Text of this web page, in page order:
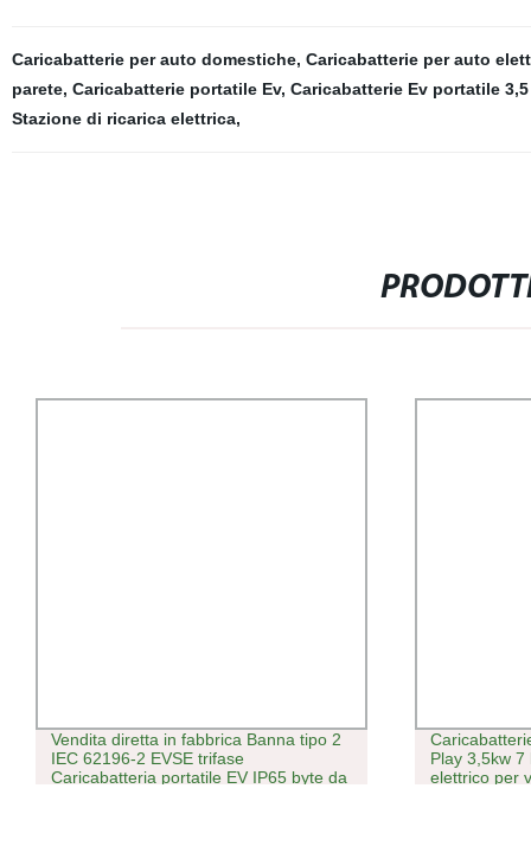
Caricabatterie per auto domestiche, Caricabatterie per auto
parete, Caricabatterie portatile Ev, Caricabatterie Ev portatile 3,5
Stazione di ricarica elettrica,
Vendita diretta in fabbrica Banna tipo 2
IEC 62196-2 EVSE trifase
Caricabatteria portatile EV IP65 byte da
Play 3,5kw
elettrico per